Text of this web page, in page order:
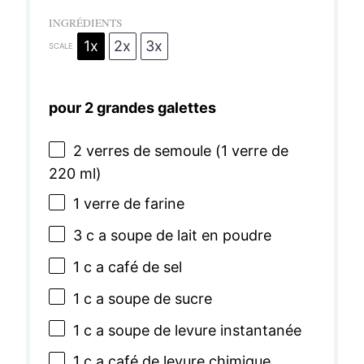
INGRÉDIENTS
SCALE 1x 2x 3x
pour 2 grandes galettes
2 verres de semoule (1 verre de
220ml)
1 verre de farine
3c a soupe de lait en poudre
1 c a café de sel
1 c a soupe de sucre
1 c a soupe de levure instantanée